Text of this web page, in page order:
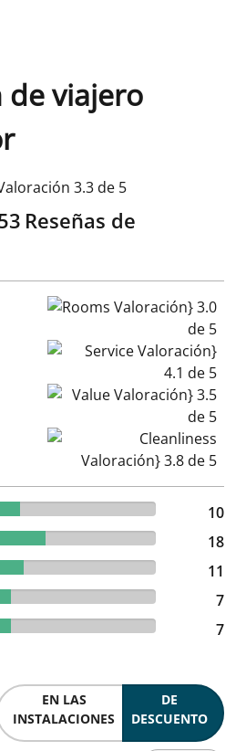
de viajero
3.3 de 5
Reseñas de
Rooms Valoración} 3.0 de 5
Service Valoración} 4.1 de 5
Value Valoración} 3.5 de 5
Cleanliness Valoración} 3.8
reviewed Excelente
10
reviewed Muy buena
18
reviewed Media
11
reviewed Pobre
7
reviewed Horrible 7
EN LAS
INSTALACIONES
DE
DESCUENTO